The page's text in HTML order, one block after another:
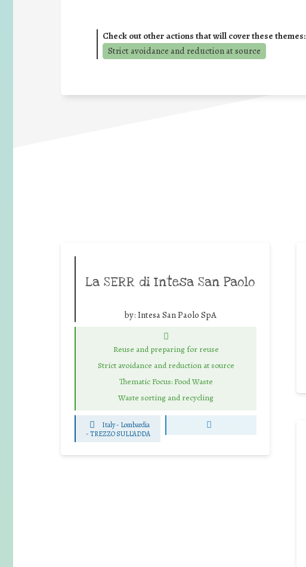
Check out other actions that will cover these themes:
Strict avoidance and reduction at source
La SERR di Intesa San Paolo
by: Intesa San Paolo SpA
Reuse and preparing for reuse
Strict avoidance and reduction at source
Thematic Focus: Food Waste
Waste sorting and recycling
Italy - Lombardia
-TREZZO SULL'ADDA